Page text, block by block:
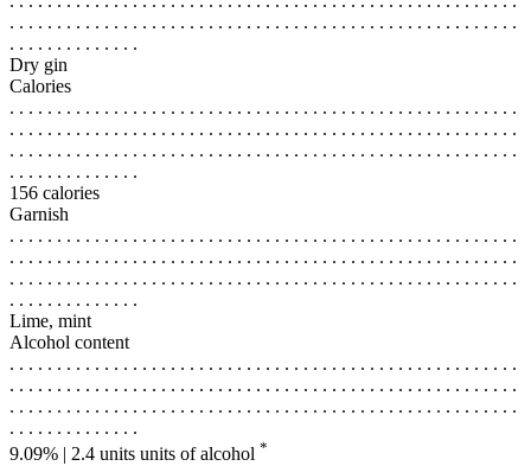
. . . . . . . . . . . . . . . . . . . . . . . . . . . . . . . . . . . . . . . . . . . . . . . . . . . . . .
. . . . . . . . . . . . . .
Dry gin
Calories
. . . . . . . . . . . . . . . . . . . . . . . . . . . . . . . . . . . . . . . . . . . . . . . . . . . . . .
. . . . . . . . . . . . . . . . . . . . . . . . . . . . . . . . . . . . . . . . . . . . . . . . . . . . . .
. . . . . . . . . . . . . . . . . . . . . . . . . . . . . . . . . . . . . . . . . . . . . . . . . . . . . .
. . . . . . . . . . . . . .
156 calories
Garnish
. . . . . . . . . . . . . . . . . . . . . . . . . . . . . . . . . . . . . . . . . . . . . . . . . . . . . .
. . . . . . . . . . . . . . . . . . . . . . . . . . . . . . . . . . . . . . . . . . . . . . . . . . . . . .
. . . . . . . . . . . . . . . . . . . . . . . . . . . . . . . . . . . . . . . . . . . . . . . . . . . . . .
. . . . . . . . . . . . . .
Lime, mint
Alcohol content
. . . . . . . . . . . . . . . . . . . . . . . . . . . . . . . . . . . . . . . . . . . . . . . . . . . . . .
. . . . . . . . . . . . . . . . . . . . . . . . . . . . . . . . . . . . . . . . . . . . . . . . . . . . . .
. . . . . . . . . . . . . . . . . . . . . . . . . . . . . . . . . . . . . . . . . . . . . . . . . . . . . .
. . . . . . . . . . . . . .
9.09% | 2.4 units units of alcohol *